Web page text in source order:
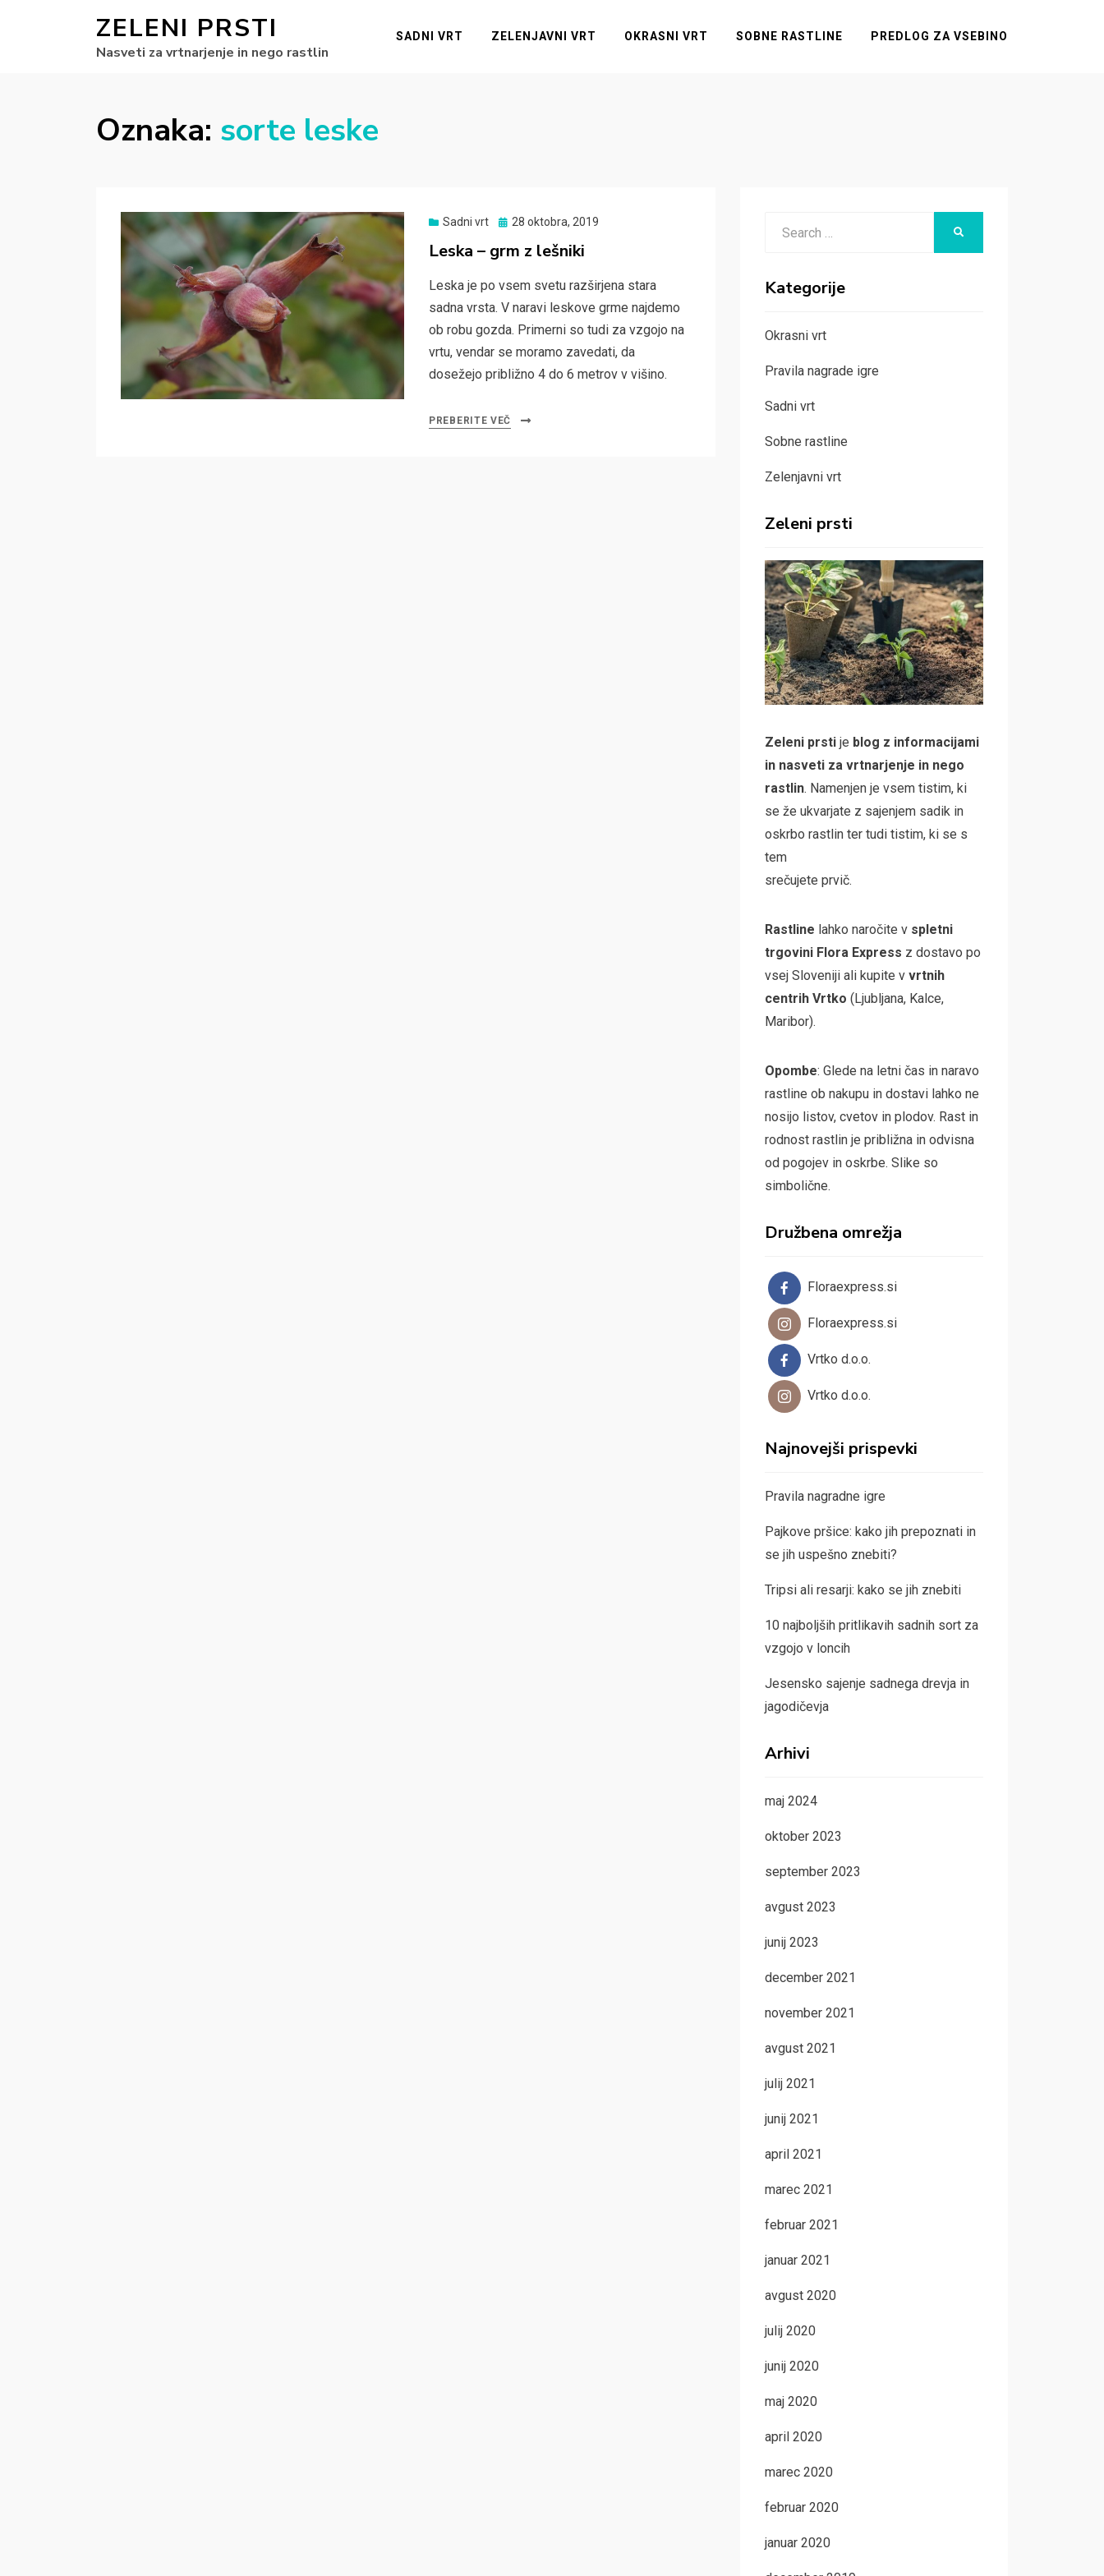
ZELENI PRSTI
Nasveti za vrtnarjenje in nego rastlin
SADNI VRT ZELENJAVNI VRT OKRASNI VRT SOBNE RASTLINE PREDLOG ZA VSEBINO
Oznaka: sorte leske
Sadni vrt
Posted
28 oktobra, 2019
Leska – grm z lešniki
Leska je po vsem svetu razširjena stara
sadna vrsta. V naravi leskove grme najdemo
ob robu gozda. Primerni so tudi za vzgojo na
vrtu, vendar se moramo zavedati, da
dosežejo približno 4 do 6 metrov v višino.
PREBERITE VEČ
Kategorije
Okrasni vrt
Pravila nagrade igre
Sadni vrt
Sobne rastline
Zelenjavni vrt
Zeleni prsti
Zeleni prstije blog z informacijami
in nasveti za vrtnarjenje in nego
rastlin. Namenjen je vsem tistim, ki
se že ukvarjate z sajenjem sadik in
oskrbo rastlin ter tudi tistim, ki se s
tem
srečujete prvič.
Rastline lahko naročite vspletni
trgovini Flora Express z dostavo po
vsej Sloveniji ali kupite v vrtnih
centrih Vrtko (Ljubljana, Kalce,
Maribor).
Opombe: Glede na letni čas in naravo
rastline ob nakupu in dostavi lahko ne
nosijo listov, cvetov in plodov. Rast in
rodnost rastlin je približna in odvisna
od pogojev in oskrbe. Slike so
simbolične.
Družbena omrežja
Floraexpress.si
Floraexpress.si
Vrtko d.o.o.
Vrtko d.o.o.
Najnovejši prispevki
Pravila nagradne igre
Pajkove pršice: kako jih prepoznati in
se jih uspešno znebiti?
Tripsi ali resarji: kako se jih znebiti
10 najboljših pritlikavih sadnih sort za
vzgojo v loncih
Jesensko sajenje sadnega drevja in
jagodičevja
Arhivi
maj 2024
oktober 2023
september 2023
avgust 2023
junij 2023
december 2021
november 2021
avgust 2021
julij 2021
junij 2021
april 2021
marec 2021
februar 2021
januar 2021
avgust 2020
julij 2020
junij 2020
maj 2020
april 2020
marec 2020
februar 2020
januar 2020